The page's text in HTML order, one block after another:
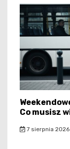
Co musisz
7 sierpnia 2026